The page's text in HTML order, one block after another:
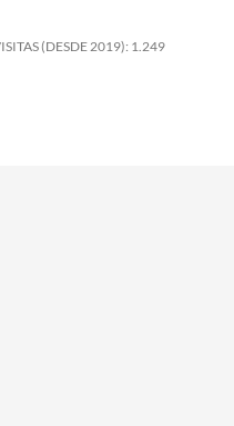
(DESDE 2019): 1.249